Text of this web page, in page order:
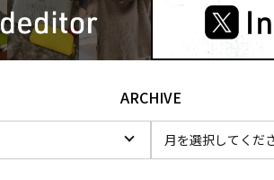
ARCHIVE